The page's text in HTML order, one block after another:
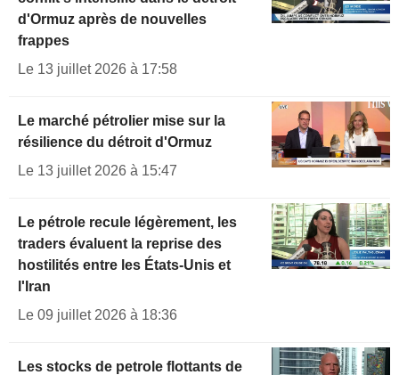
d'Ormuz après de nouvelles
frappes
Le 13 juillet 2026 à 17:58
Le marché pétrolier mise sur la
résilience du détroit d'Ormuz
Le 13 juillet 2026 à 15:47
Le pétrole recule légèrement, les
traders évaluent la reprise des
hostilités entre les États-Unis et
l'Iran
Le 09 juillet 2026 à 18:36
Les stocks de petrole flottants de